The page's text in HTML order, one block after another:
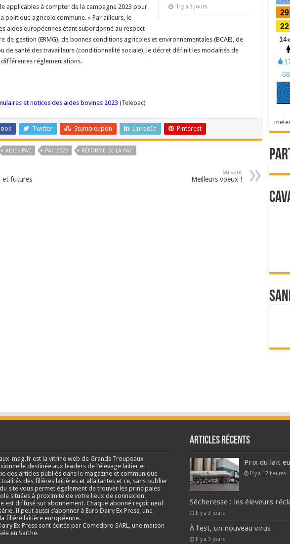
Il y a 3 jours
applicables à compter de la campagne 2023 pour
politique agricole commune. » Par ailleurs, le
aides européennes étant subordonné au respect
de gestion (ERMG), de bonnes conditions agricoles et environnementales (BCAE), de
de santé des travailleurs (conditionnalité sociale), le décret définit les modalités de
différentes réglementations.
et notices des aides bovines 2023 (Telepac)
Twitter Stumbleupon LinkedIn Pinterest
AIDES PAC PAC 2023 RÉFORME DE LA PAC
et futures
Suivant
Meilleurs voeux !
mag.fr est la vitrine web de Grands Troupeaux
destinée aux leaders de l’élevage laitier et
des articles publiés dans le magazine et communique
des filières laitières et allaitantes et ce, sans oublier
site vous permet également de trouver les principales
situées à proximité de votre lieux de connexion.
est diffusé sur abonnement. Chaque abonné reçoit neuf
Il peut aussi s’abonner à Euro Dairy Ex Press, une
filière laitière européenne.
Ex Press sont édités par Comedpro SARL, une maison
en Sarthe.
Articles récents
Prix du lait
Il y a 12 heures
Sécheresse : les éleveurs
Il y a 3 jours
À l’est, un nouveau virus
Il y a 3 jours